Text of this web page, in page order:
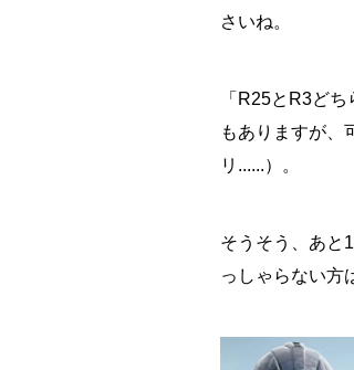
さいね。
「R25とR3ど
もありますが、
リ......）。
そうそう、あと
っしゃらない方